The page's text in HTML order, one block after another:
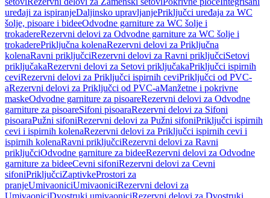
uređaji za ispiranjeDaljinsko upravljanjePriključci uređaja za WC
šolje, pisoare i bideeOdvodne garniture za WC šolje i
trokadereRezervni delovi za Odvodne garniture za WC šolje i
trokaderePriključna kolenaRezervni delovi za Priključna
kolenaRavni priključciRezervni delovi za Ravni priključciSetovi
priključakaRezervni delovi za Setovi priključakaPriključci ispirnih
ceviRezervni delovi za Priključci ispirnih ceviPriključci od PVC-
aRezervni delovi za Priključci od PVC-aManžetne i pokrivne
maskeOdvodne garniture za pisoareRezervni delovi za Odvodne
garniture za pisoareSifoni pisoaraRezervni delovi za Sifoni
pisoaraPužni sifoniRezervni delovi za Pužni sifoniPriključci ispirnih
cevi i ispirnih kolenaRezervni delovi za Priključci ispirnih cevi i
ispirnih kolenaRavni priključciRezervni delovi za Ravni
priključciOdvodne garniture za bideeRezervni delovi za Odvodne
garniture za bideeCevni sifoniRezervni delovi za Cevni
sifoniPriključciZaptivkeProstori za
pranjeUmivaoniciUmivaoniciRezervni delovi za
UmivaoniciDvostruki umivaoniciRezervni delovi za Dvostruki